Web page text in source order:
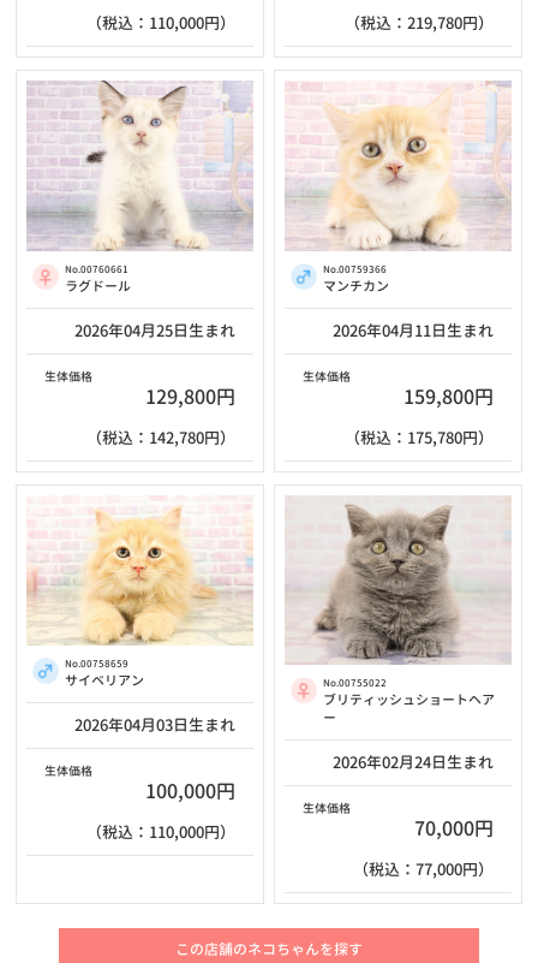
（税込：110,000円） （税込：219,780円）
No.00760661
ラグドール
2026年04月25日生まれ
生体価格
129,800円
（税込：142,780円）
No.00759366
マンチカン
2026年04月11日生まれ
生体価格
159,800円
（税込：175,780円）
No.00758659
サイベリアン
2026年04月03日生まれ
生体価格
100,000円
（税込：110,000円）
No.00755022
ブリティッシュショートヘア
ー
2026年02月24日生まれ
生体価格
70,000円
（税込：77,000円）
この店舗のネコちゃんを探す